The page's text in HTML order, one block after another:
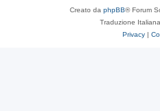
Creato da phpBB® Forum
Traduzione Italiana
Privacy